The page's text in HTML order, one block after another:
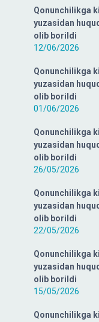
Qonunchilikga
yuzasidan
olib borildi
12/06/2026
Qonunchilikga
yuzasidan
olib borildi
01/06/2026
Qonunchilikga
yuzasidan
olib borildi
26/05/2026
Qonunchilikga
yuzasidan
olib borildi
22/05/2026
Qonunchilikga
yuzasidan
olib borildi
15/05/2026
Qonunchilikga